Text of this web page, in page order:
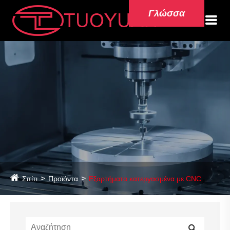
Γλώσσα
Σπίτι Προϊόντα Εξαρτήματα κατεργασμένα με CNC